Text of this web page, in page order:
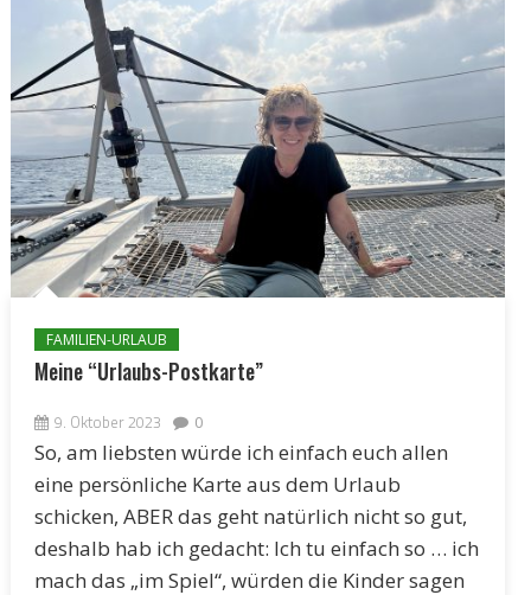
FAMILIEN-URLAUB
Meine “Urlaubs-Postkarte”
9. Oktober 2023 0
So, am liebsten würde ich einfach euch allen
eine persönliche Karte aus dem Urlaub
schicken, ABER das geht natürlich nicht so gut,
deshalb hab ich gedacht: Ich tu einfach so … ich
mach das „im Spiel“, würden die Kinder sagen